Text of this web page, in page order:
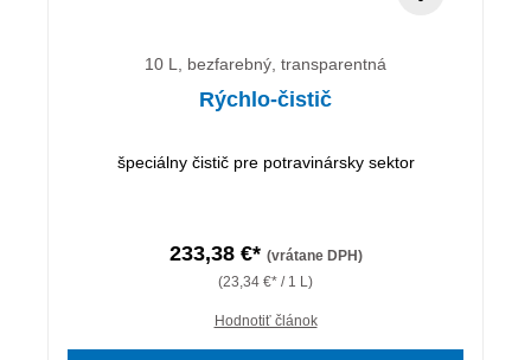
10 L, bezfarebný, transparentná
Rýchlo-čistič
špeciálny čistič pre potravinársky sektor
233,38 €* (vrátane DPH)
(23,34 €* / 1 L)
Hodnotiť článok